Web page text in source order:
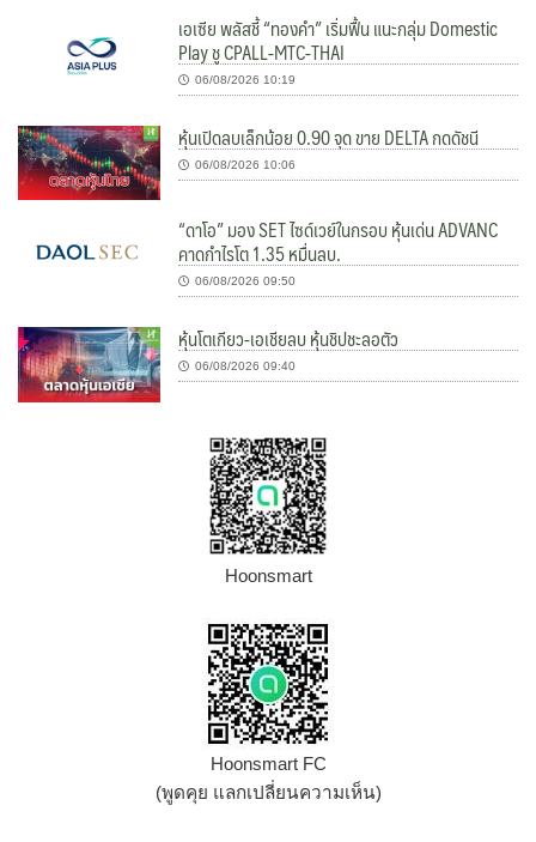
เอเซีย พลัสชี้ “ทองคำ” เริ่มฟื้น แนะกลุ่ม Domestic
Play ชู CPALL-MTC-THAI
06/08/2026 10:19
หุ้นเปิดลบเล็กน้อย 0.90 จุด ขาย DELTA กดดัชนี
06/08/2026 10:06
“ดาโอ” มอง SET ไซด์เวย์ในกรอบ หุ้นเด่น ADVANC
คาดกำไรโต 1.35 หมื่นลบ.
06/08/2026 09:50
หุ้นโตเกียว-เอเชียลบ หุ้นชิปชะลอตัว
06/08/2026 09:40
Hoonsmart
Hoonsmart FC
(พูดคุย แลกเปลี่ยนความเห็น)